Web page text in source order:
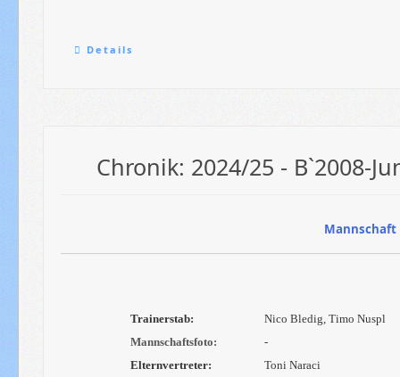
Details
Chronik: 2024/25 - B`2008-
Trainerstab:
Nico Bledig, Timo Nuspl
Mannschaftsfoto:
-
Elternvertreter:
Toni Naraci